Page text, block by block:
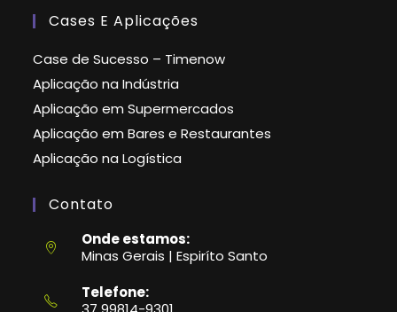
Cases E Aplicações
Case de Sucesso – Timenow
Aplicação na Indústria
Aplicação em Supermercados
Aplicação em Bares e Restaurantes
Aplicação na Logística
Contato
Onde estamos:
Minas Gerais | Espiríto Santo
Telefone: